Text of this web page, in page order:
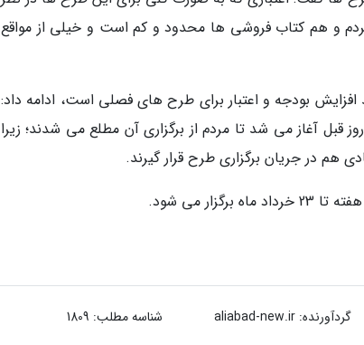
و هم کتاب فروشی ها محدود و کم است و خیلی از مواقع
افزایش بودجه و اعتبار برای طرح های فصلی است، ادامه داد:
قبل آغاز می شد تا مردم از برگزاری آن مطلع می شدند؛ زیرا
هم در جریان برگزاری طرح قرار گیرند.
گردآورنده:aliabad-new.ir شناسه مطلب: 1809